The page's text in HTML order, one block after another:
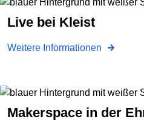
Live bei Kleist
Weitere Informationen
Makerspace in der